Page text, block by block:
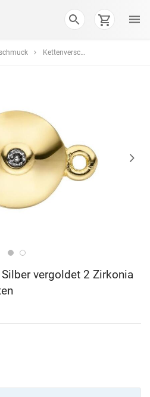
Kettenverschlüsse + Schmuckverschlüsse
vergoldet 2 Zirkonia